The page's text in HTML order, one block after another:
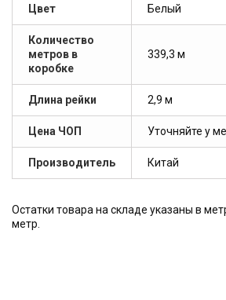
Цвет Белый
Количество
метров в
коробке
339,3 м
Длина рейки 2,9 м
Цена ЧОП Уточняйте у
Производитель Китай
Остатки товара на складе указаны в
метр.